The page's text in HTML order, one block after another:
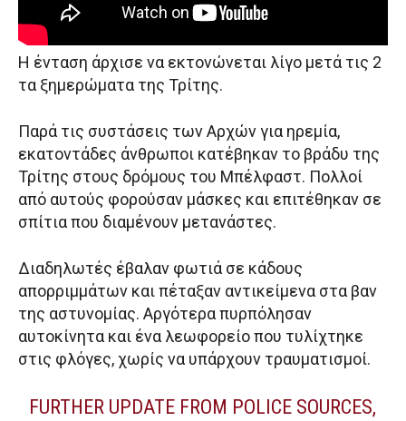
Η ένταση άρχισε να εκτονώνεται λίγο μετά τις 2
τα ξημερώματα της Τρίτης.
Παρά τις συστάσεις των Αρχών για ηρεμία,
εκατοντάδες άνθρωποι κατέβηκαν το βράδυ της
Τρίτης στους δρόμους του Μπέλφαστ. Πολλοί
από αυτούς φορούσαν μάσκες και επιτέθηκαν σε
σπίτια που διαμένουν μετανάστες.
Διαδηλωτές έβαλαν φωτιά σε κάδους
απορριμμάτων και πέταξαν αντικείμενα στα βαν
της αστυνομίας. Αργότερα πυρπόλησαν
αυτοκίνητα και ένα λεωφορείο που τυλίχτηκε
στις φλόγες, χωρίς να υπάρχουν τραυματισμοί.
FURTHER UPDATE FROM POLICE SOURCES,